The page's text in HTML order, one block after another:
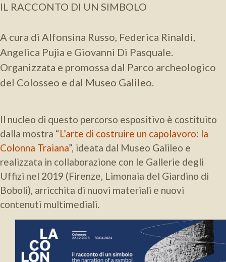
IL RACCONTO DI UN SIMBOLO
A cura di Alfonsina Russo, Federica Rinaldi,
Angelica Pujia e Giovanni Di Pasquale.
Organizzata e promossa dal Parco archeologico
del Colosseo e dal Museo Galileo.
Il nucleo di questo percorso espositivo è costituito
dalla mostra “L’arte di costruire un capolavoro: la
Colonna Traiana”, ideata dal Museo Galileo e
realizzata in collaborazione con le Gallerie degli
Uffizi nel 2019 (Firenze, Limonaia del Giardino di
Boboli), arricchita di nuovi materiali e nuovi
contenuti multimediali.